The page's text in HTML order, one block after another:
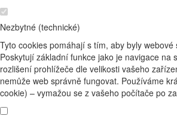
Nezbytné (technické)
Tyto cookies pomáhají s tím, aby byly webové
Poskytují základní funkce jako je navigace na
rozlišení prohlížeče dle velikosti vašeho
nemůže web správně fungovat. Používáme
cookie) – vymažou se z vašeho počítače po